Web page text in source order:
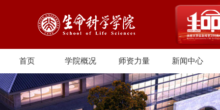
首页 学院概况 师资力量 新闻中心